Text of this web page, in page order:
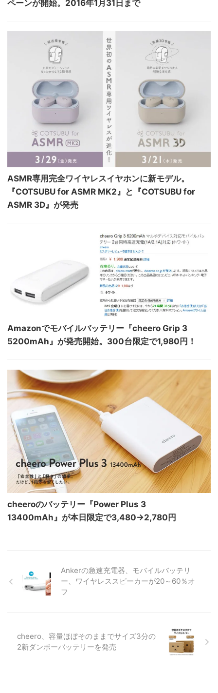
ペーンが開始。2016年1月31日まで
ASMR専用完全ワイヤレスイヤホンに新モデル。
『COTSUBU for ASMR MK2』と『COTSUBU for
ASMR 3D』が発売
Amazonでモバイルバッテリー『cheero Grip 3
5200mAh』が発売開始。300台限定で1,980円！
cheeroのバッテリー『Power Plus 3
13400mAh』が本日限定で3,480→2,780円
Ankerの急速充電器、モバイルバッテリ
ー、ワイヤレススピーカーが20～60％オ
フ
cheero、容量ほぼそのままでサイズ3分の
2新ダンボーバッテリーを発売